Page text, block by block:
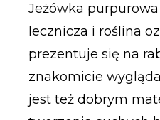
Jeżówka
lecznicza i roślina
prezentuje się na
znakomicie
jest też dobrym